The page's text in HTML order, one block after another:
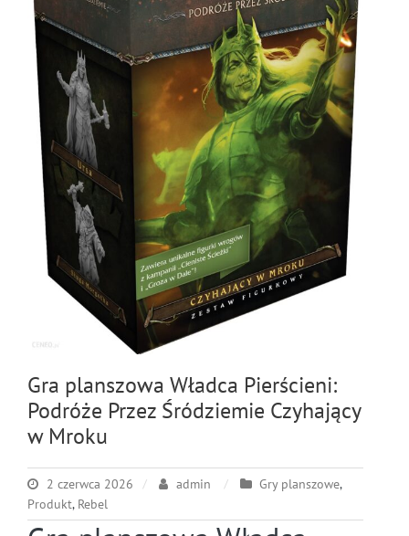
Gra planszowa Władca Pierścieni:
Podróże Przez Śródziemie Czyhający
w Mroku
2 czerwca 2026 admin Gry planszowe,
Produkt, Rebel